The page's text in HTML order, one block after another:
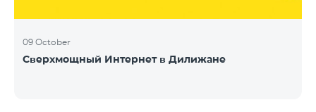
09 October
Сверхмощный Интернет в Дилижане